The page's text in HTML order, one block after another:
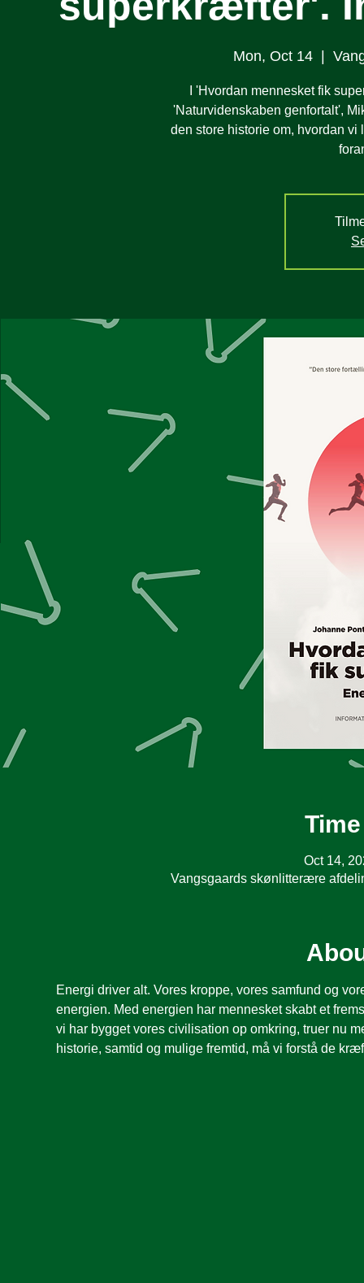
Mon, Oct 14
I 'Hvordan mennesket fik
'Naturvidenskaben genfortalt',
den store historie om, hvordan
Oct 14,
Vangsgaards skønlitterære
Energi driver alt. Vores kroppe, vores samfund og
energien. Med energien har mennesket skabt et
vi har bygget vores civilisation op omkring, truer nu
historie, samtid og mulige fremtid, må vi forstå de